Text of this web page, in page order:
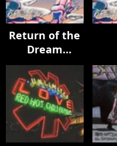
Return of the
Dream
Canteen